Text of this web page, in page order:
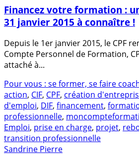
Financez votre formation :
31 janvier 2015 à connaître !
Depuis le 1er janvier 2015, le CPF
Compte Personnel de Formation,
attaché à...
Pour vous : se former, se faire
action, CIF, CPF, création
d'emploi, DIF, financement,
professionnelle,
Emploi, prise en charge, projet,
transition professionnelle
Sandrine Pierre